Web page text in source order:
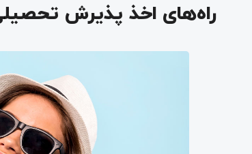
راه‌های اخذ پذیرش